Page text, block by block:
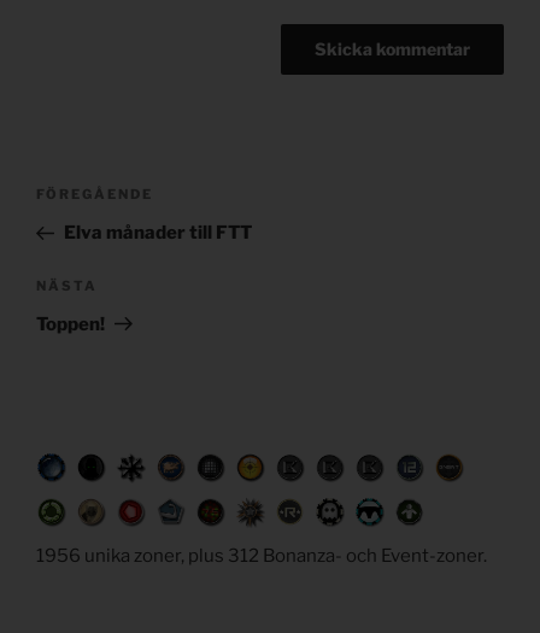
Post
Föregående
inlägg
FÖREGÅENDE
Elva månader till FTT
Nästa
inlägg
NÄSTA
Toppen!
1956 unika zoner, plus 312 Bonanza- och Event-zoner.